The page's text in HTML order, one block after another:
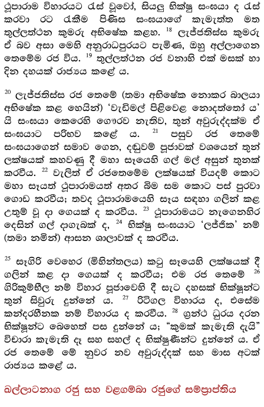
ථූපාරාම විහාරයට රැස් වූවෝ, සියලු භික්ෂු සංඝයා ද රැස්
කරවා රට රැකීම පිණිස සංඝයාගේ කැමැත්ත මත
තුල්ලත්ථන කුමරු අභිෂේක කළහ.
18
ලැජ්ජතිස්ස කුමරු
ඒ බව අසා මෙහි අනුරාධපුරයට පැමිණ, ඔහු අල්ලාගෙන
තෙමේම රජ විය.
19
තුල්ලත්ථන රජ වනාහි එක් මසක් හා
දින දහයක් රාජ්‍යය කළේ ය.
20ලැජ්ජතිස්ස රජ තෙමේ (තමා අභිෂේක නොකර බාලයා
අභිෂේක කළ හෙයින්) ‘වැඩිමල් පිළිවෙළ නොදත්තෝ ය’
යි සංඝයා කෙරෙහි ගෞරව නැතිව, තුන් අවුරුද්දක්ම ඒ
සංඝයාට පරිභව කළේ ය.
21
පසුව රජ තෙමේ
සංඝයාගෙන් සමාව ගෙන, දඬුවම් පූජාවක් වශයෙන් තුන්
ලක්ෂයක් කහවණු දී මහා සෑයෙහි ගල් මල් අසුන් තුනක්
කරවීය.
22
වැලිත් ඒ රජතෙමේම ලක්ෂයක් වියදම් කොට
මහා සෑයත් ථූපාරාමයත් අතර බිම සම කොට පස් පුරවා
ගොඩ කරවීය; තවද ථූපාරාමයෙහි සෑය සඳහා ගලින් කළ
උතුම් වූ දා ගෙයක් ද කරවීය.
23ථූපාරාමයට නැගෙනහිර
දෙසින් ගල් දාගැබක් ද,
24
භික්ෂු සංඝයාට ‘ලජ්ජික’ නම්
(තමා නමින්) ආසන ශාලාවක් ද කරවීය.
25සෑගිරි වෙහෙර (මිහින්තලය) කටු සෑයෙහි ලක්ෂයක් දී
ගලින් කළ දා ගෙයක් ද කරවීය; එම රජ තෙමේ
26
ගිරිකුම්භීල නම් විහාර පූජාවෙහි දී සැට දහසක් භික්ෂූන්ට
තුන් සිවුරු දුන්නේ ය.
27
රිටිගල විහාරය ද, එසේම
කන්දරහීනක නම් විහාරය ද කරවීය.
28
ග්‍රන්ථ ධුරය දරන
භික්ෂූන්ට බෙහෙත් පස දුන්නේ ය; “කුමක් කැමැති දැයි”
විචාරා කැමැති දෑ සහ සහල් ද භික්ෂුණීන්ට දුන්නේ ය. ඒ
රජ තෙමේ මේ නුවර නව අවුරුද්දක් සහ මාස අටක්
රාජ්‍යය කළේ ය.
ඛල්ලාටනාග රජු සහ වළගම්බා රජුගේ සම්ප්‍රාප්තිය